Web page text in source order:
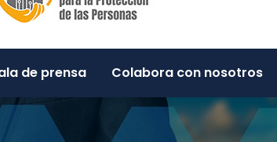
de prensa Colabora con nosotros